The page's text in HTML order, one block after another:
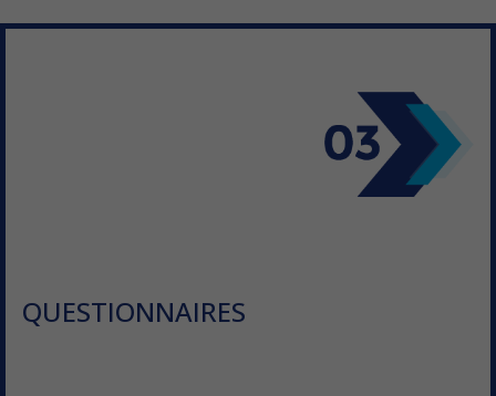
QUESTIONNAIRES